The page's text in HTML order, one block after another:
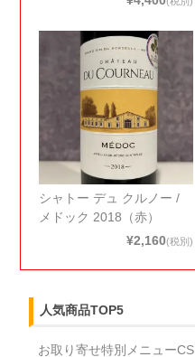
シャトー デュ クルノー /
メドック 2018（赤）
¥2,160(税別)
人気商品TOP5
お取り寄せ特別メニューCS